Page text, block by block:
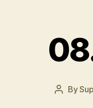
PostBy